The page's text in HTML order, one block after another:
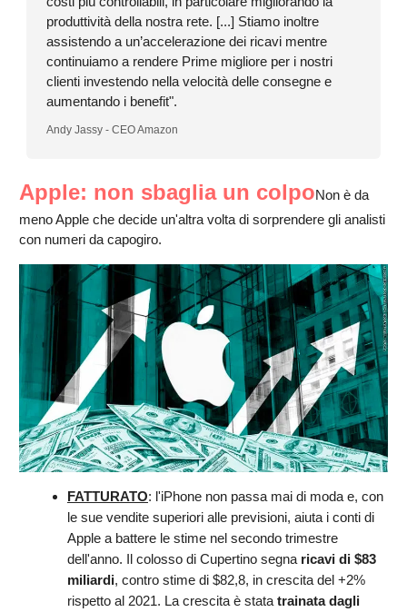
produttività della nostra rete. [...] Stiamo inoltre
assistendo a un’accelerazione dei ricavi mentre
continuiamo a rendere Prime migliore per i nostri
clienti investendo nella velocità delle consegne e
aumentando i benefit".
Andy Jassy - CEO Amazon
Apple: non sbaglia un colpoNon è da
meno Apple che decide un'altra volta di sorprendere gli analisti
con numeri da capogiro.
FATTURATO: l'iPhone non passa mai di moda e, con
le sue vendite superiori alle previsioni, aiuta i conti di
Apple a battere le stime nel secondo trimestre
dell'anno. Il colosso di Cupertino segna ricavi di $83
miliardi, contro stime di $82,8, in crescita del +2%
rispetto al 2021. La crescita è stata trainata dagli